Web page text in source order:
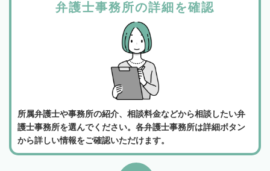
弁護士事務所の詳細を確認
所属弁護士や事務所の紹介、相談料金などから相談したい弁
護士事務所を選んでください。各弁護士事務所は詳細ボタン
から詳しい情報をご確認いただけます。